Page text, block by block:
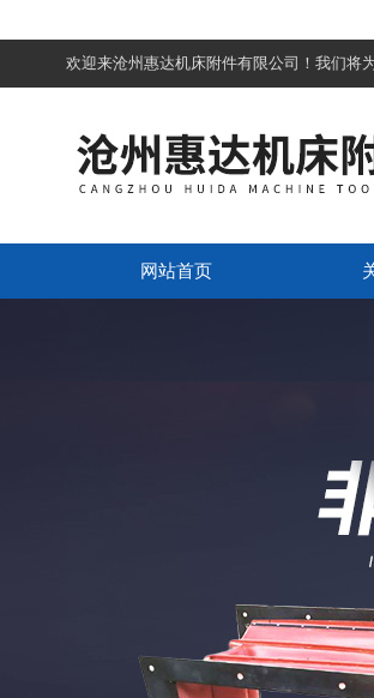
欢迎来沧州惠达机床附件有限公司！我们将
网站首页